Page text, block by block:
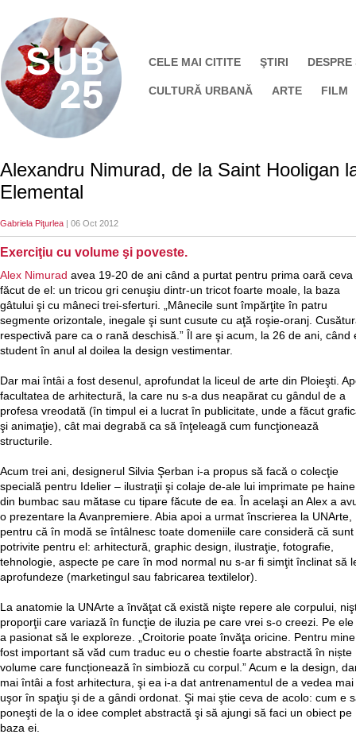
CELE MAI CITITE ŞTIRI DESPRE
CULTURĂ URBANĂ ARTE FILM
Alexandru Nimurad, de la Saint Hooligan
Elemental
Gabriela Piţurlea | 06 Oct 2012
Exerciţiu cu volume şi poveste.
Alex Nimurad avea 19-20 de ani când a purtat pentru prima oară ceva
făcut de el: un tricou gri cenuşiu dintr-un tricot foarte moale, la baza
gâtului şi cu mâneci trei-sferturi. „Mânecile sunt împărţite în patru
segmente orizontale, inegale şi sunt cusute cu aţă roşie-oranj.
respectivă pare ca o rană deschisă.” Îl are şi acum, la 26 de ani, când
student în anul al doilea la design vestimentar.
Dar mai întâi a fost desenul, aprofundat la liceul de arte din Ploieşti.
facultatea de arhitectură, la care nu s-a dus neapărat cu gândul de a
profesa vreodată (în timpul ei a lucrat în publicitate, unde a făcut
şi animaţie), cât mai degrabă ca să înţeleagă cum funcţionează
structurile.
Acum trei ani, designerul Silvia Şerban i-a propus să facă o colecţie
specială pentru Idelier – ilustraţii şi colaje de-ale lui imprimate pe haine
din bumbac sau mătase cu tipare făcute de ea. În acelaşi an Alex a
o prezentare la Avanpremiere. Abia apoi a urmat înscrierea la UNArte,
pentru că în modă se întâlnesc toate domeniile care consideră că sunt
potrivite pentru el: arhitectură, graphic design, ilustraţie, fotografie,
tehnologie, aspecte pe care în mod normal nu s-ar fi simţit înclinat să
aprofundeze (marketingul sau fabricarea textilelor).
La anatomie la UNArte a învăţat că există nişte repere ale corpului,
proporţii care variază în funcţie de iluzia pe care vrei s-o creezi. Pe ele
a pasionat să le exploreze. „Croitorie poate învăţa oricine. Pentru
fost important să văd cum traduc eu o chestie foarte abstractă în niște
volume care funcționează în simbioză cu corpul.” Acum e la design,
mai întâi a fost arhitectura, şi ea i-a dat antrenamentul de a vedea mai
uşor în spaţiu şi de a gândi ordonat. Şi mai ştie ceva de acolo: cum e
poneşti de la o idee complet abstractă şi să ajungi să faci un obiect pe
baza ei.